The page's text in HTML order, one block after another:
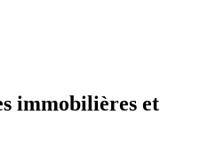
immobilières et